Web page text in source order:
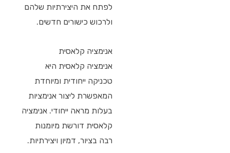
לפתח את היצירתיות שלהם
ולרכוש כישורים חדשים.
אנימציה קלאסית
אנימציה קלאסית היא
טכניקה ייחודית ומיוחדת
המאפשרת ליצור אנימציות
בעלות מראה ייחודי. אנימציה
קלאסית דורשת מיומנות
רבה בציור, דמיון ויצירתיות.